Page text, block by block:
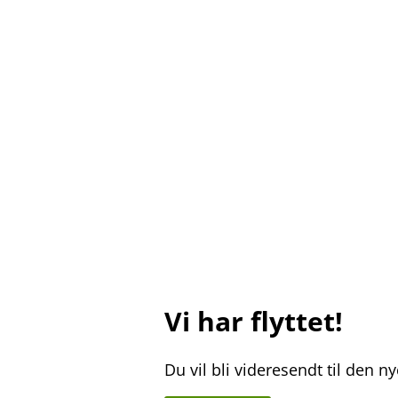
Vi har flyttet!
Du vil bli videresendt til den